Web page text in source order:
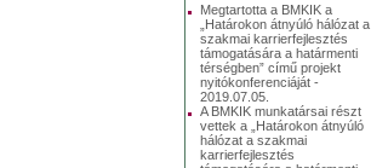
Megtartotta a BMKIK a
„Határokon átnyúló hálózat a
szakmai karrierfejlesztés
támogatására a határmenti
térségben” című projekt
nyitókonferenciáját -
2019.07.05.
A BMKIK munkatársai részt
vettek a „Határokon átnyúló
hálózat a szakmai
karrierfejlesztés